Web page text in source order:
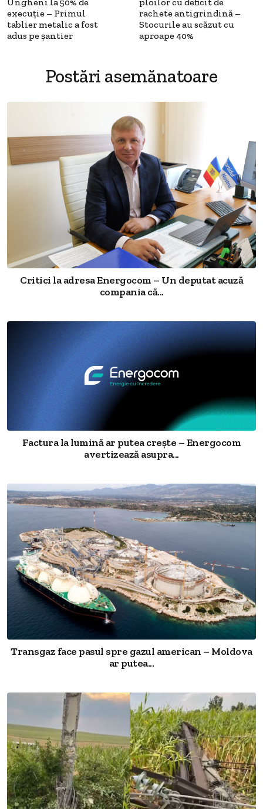
execuție – Primul
tablier metalic a fost
adus pe șantier
rachete antigrindină –
Stocurile au scăzut cu
aproape 40%
Postări asemănatoare
Critici la adresa Energocom – Un deputat acuză
compania că...
Factura la lumină ar putea crește – Energocom
avertizează asupra...
Transgaz face pasul spre gazul american – Moldova
ar putea...